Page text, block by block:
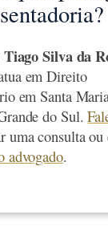
Tiago Silva da
em Direito
em Santa
do Sul.
uma consulta ou
advogado.